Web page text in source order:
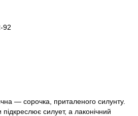
92
— сорочка, приталеного силунту.
силует, а лаконічний